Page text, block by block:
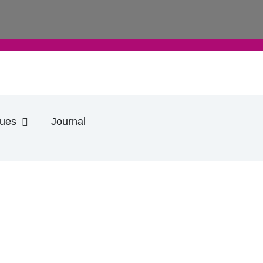
Ouvrir Informations pratiques
Journal